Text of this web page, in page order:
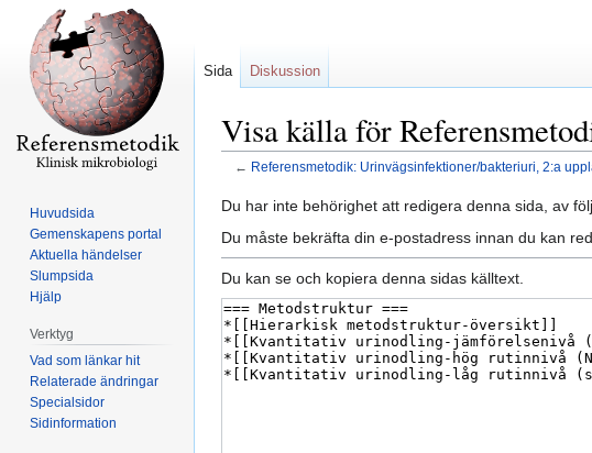
Visa källa för
← Referensmetodik: Urinvägsinfektioner/bakteriuri, 2:a
Hoppa
till
Hoppa
till
Du har inte behörighet att redigera denna sida, av
Du måste bekräfta din e-postadress innan du kan
Du kan se och kopiera denna sidas källtext.
Sida Diskussion
Huvudsida
Gemenskapens portal
Aktuella händelser
Slumpsida
Hjälp
Verktyg
Vad som länkar hit
Relaterade ändringar
Specialsidor
Sidinformation